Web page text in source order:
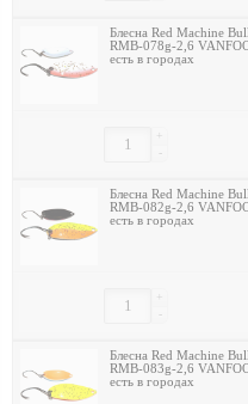
Блесна Red Machine
RMB-078g-2,6
есть в городах
-
+
Блесна Red Machine
RMB-082g-2,6
есть в городах
-
+
Блесна Red Machine
RMB-083g-2,6
есть в городах